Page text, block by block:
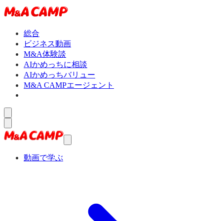
総合
ビジネス動画
M&A体験談
AIかめっちに相談
AIかめっちバリュー
M&A CAMPエージェント
動画で学ぶ